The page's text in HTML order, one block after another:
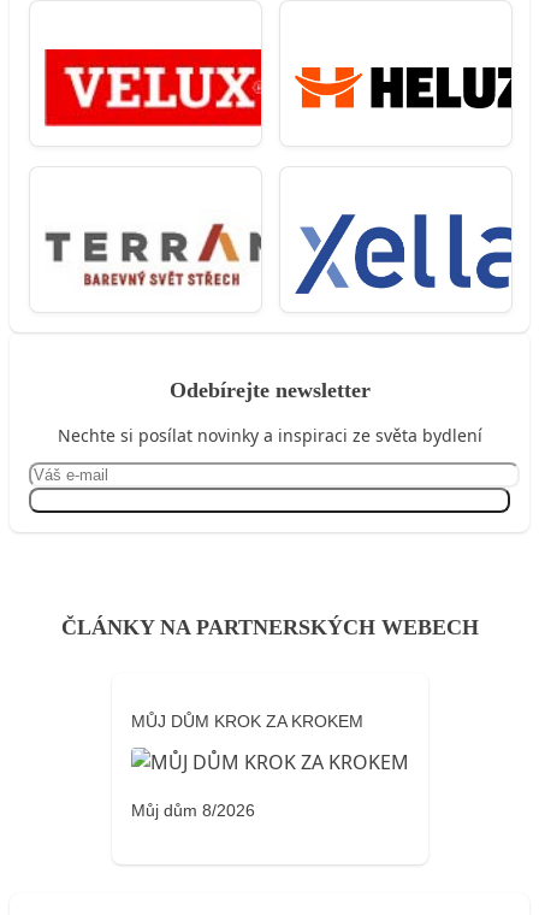
Odebírejte newsletter
Nechte si posílat novinky a inspiraci ze světa bydlení
ČLÁNKY NA PARTNERSKÝCH WEBECH
MŮJ DŮM KROK ZA KROKEM
Můj dům 8/2026